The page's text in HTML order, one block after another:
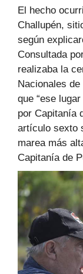
El hecho
Challupén,
según
Consultada
realizaba la
Nacionales
que “ese
por Capitanía
artículo sexto
marea más
Capitanía de